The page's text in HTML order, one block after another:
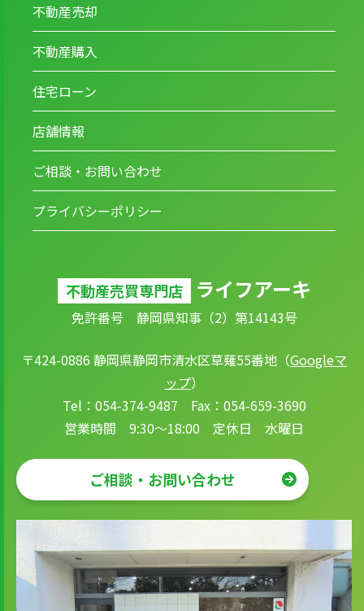
不動産売却
不動産購入
住宅ローン
店舗情報
ご相談・お問い合わせ
プライバシーポリシー
不動産売買専門店 ライフアーキ
免許番号 静岡県知事（2）第14143号
〒424-0886 静岡県静岡市清水区草薙55番地（Googleマ
ップ）
Tel：054-374-9487 Fax：054-659-3690
営業時間 9:30～18:00 定休日 水曜日
ご相談・お問い合わせ